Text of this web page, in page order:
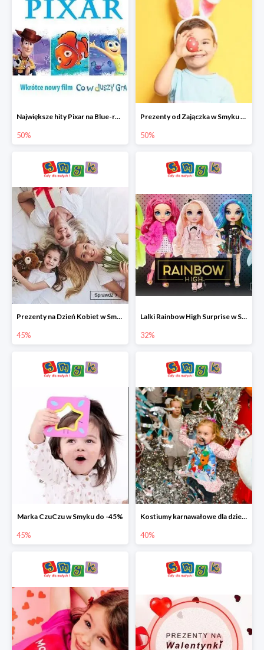
Największe hity Pixar na Blue-rey i DVD w Smyku - drugi film -50%
50%
Prezenty od Zajączka w Smyku do -50%
50%
Prezenty na Dzień Kobiet w Smyku do -45%
45%
Lalki Rainbow High Surprise w Smyku do -35%
32%
Marka CzuCzu w Smyku do -45%
45%
Kostiumy karnawałowe dla dzieci w Smyku do -40%
40%